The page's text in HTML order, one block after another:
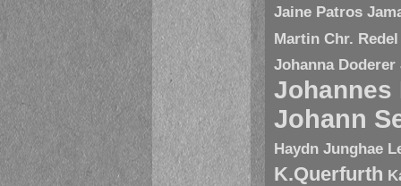
Jaine Patros
Martin Chr. Redel
Johanna Doderer
Johannes
Johann
Haydn Junghae
K.Querfurth